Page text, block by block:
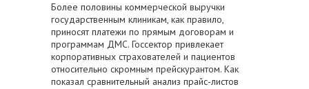
Более половины коммерческой выручки
государственным клиникам, как правило,
приносят платежи по прямым договорам и
программам ДМС. Госсектор привлекает
корпоративных страхователей и пациентов
относительно скромным прейскурантом. Как
показал сравнительный анализ прайс-листов